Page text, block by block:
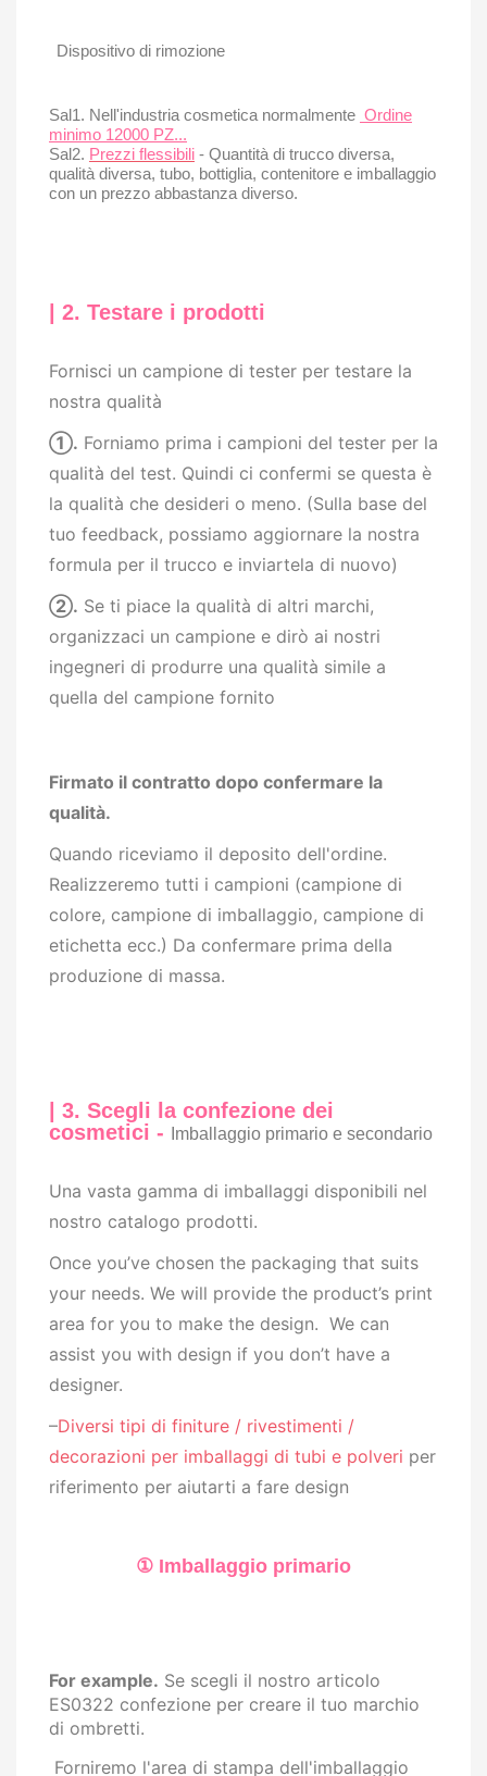
Dispositivo di rimozione
Sal1. Nell'industria cosmetica normalmente Ordine
minimo 12000 PZ...
Sal2. Prezzi flessibili - Quantità di trucco diversa,
qualità diversa, tubo, bottiglia, contenitore e imballaggio
con un prezzo abbastanza diverso.
| 2. Testare i prodotti
Fornisci un campione di tester per testare la
nostra qualità
①. Forniamo prima i campioni del tester per la
qualità del test. Quindi ci confermi se questa è
la qualità che desideri o meno. (Sulla base del
tuo feedback, possiamo aggiornare la nostra
formula per il trucco e inviartela di nuovo)
②. Se ti piace la qualità di altri marchi,
organizzaci un campione e dirò ai nostri
ingegneri di produrre una qualità simile a
quella del campione fornito
Firmato il contratto dopo confermare la
qualità.
Quando riceviamo il deposito dell'ordine.
Realizzeremo tutti i campioni (campione di
colore, campione di imballaggio, campione di
etichetta ecc.) Da confermare prima della
produzione di massa.
| 3. Scegli la confezione dei
cosmetici -
Imballaggio primario e secondario
Una vasta gamma di imballaggi disponibili nel
nostro catalogo prodotti.
Once you’ve chosen the packaging that suits
your needs. We will provide the product’s print
area for you to make the design. We can
assist you with design if you don’t have a
designer.
–Diversi tipi di finiture / rivestimenti /
decorazioni per imballaggi di tubi e polveri per
riferimento per aiutarti a fare design
① Imballaggio primario
For example. Se scegli il nostro articolo
ES0322 confezione per creare il tuo marchio
di ombretti.
Forniremo l'area di stampa dell'imballaggio